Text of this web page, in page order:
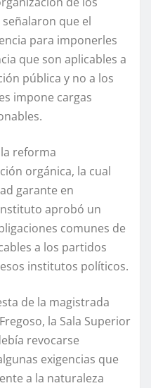
que el
para imponerles
que son aplicables a
pública y no a los
impone cargas
reforma
orgánica, la cual
garante en
aprobó un
comunes de
a los partidos
institutos políticos.
de la magistrada
la Sala Superior
revocarse
exigencias que
a la naturaleza